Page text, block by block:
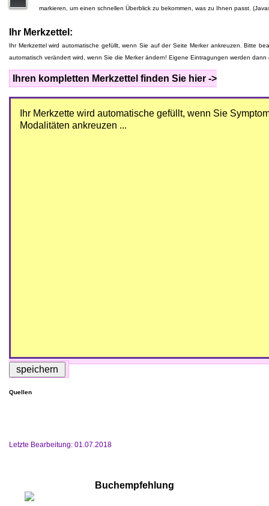
markieren, um einen schnellen Überblick zu bekommen, was zu Ihnen passt.
Ihr Merkzettel:
Ihr Merkzettel wird automatische gefüllt, wenn Sie auf der Seite Merker ankreuzen. Bitte
automatisch verändert wird, wenn Sie die Merker ändern! Eigene Eintragungen werden dann
Ihren kompletten Merkzettel finden Sie hier ->
Quellen
Letzte Bearbeitung: 01.07.2018
Buchempfehlung